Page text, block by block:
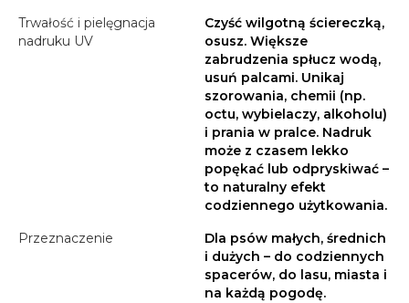
Trwałość i pielęgnacja
nadruku UV
Czyść wilgotną ściereczką,
osusz. Większe
zabrudzenia spłucz wodą,
usuń palcami. Unikaj
szorowania, chemii (np.
octu, wybielaczy, alkoholu)
i prania w pralce. Nadruk
może z czasem lekko
popękać lub odpryskiwać –
to naturalny efekt
codziennego użytkowania.
Przeznaczenie
Dla psów małych, średnich
i dużych – do codziennych
spacerów, do lasu, miasta i
na każdą pogodę.